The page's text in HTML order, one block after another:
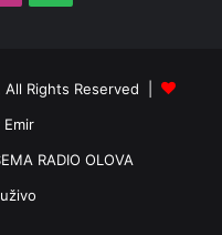
Rights Reserved |
RADIO OLOVA